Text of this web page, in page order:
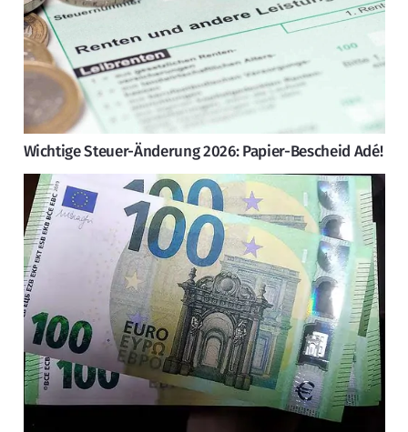
Wichtige Steuer-Änderung 2026: Papier-Bescheid Adé!